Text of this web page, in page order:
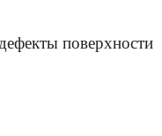
поверхности